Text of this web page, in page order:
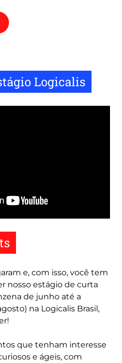
Logicalis
e, com isso, você tem
nosso estágio de curta
de junho até a
na Logicalis Brasil,
que tenham interesse
e ágeis, com